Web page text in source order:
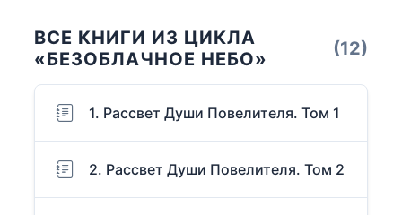
ВСЕ КНИГИ ИЗ ЦИКЛА
«БЕЗОБЛАЧНОЕ НЕБО»
(12)
1. Рассвет Души Повелителя. Том 1
2. Рассвет Души Повелителя. Том 2